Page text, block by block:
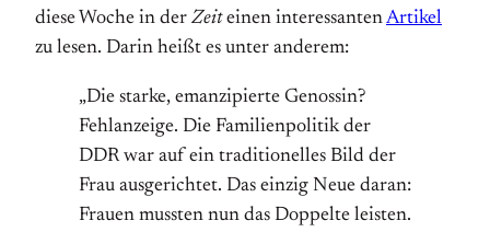
diese Woche in der Zeiteinen interessantenArtikel
zu lesen. Darin heißt es unter anderem:
„Die starke, emanzipierte Genossin?
Fehlanzeige. Die Familienpolitik der
DDR war auf ein traditionelles Bild der
Frau ausgerichtet. Das einzig Neue daran:
Frauen mussten nun das Doppelte leisten.